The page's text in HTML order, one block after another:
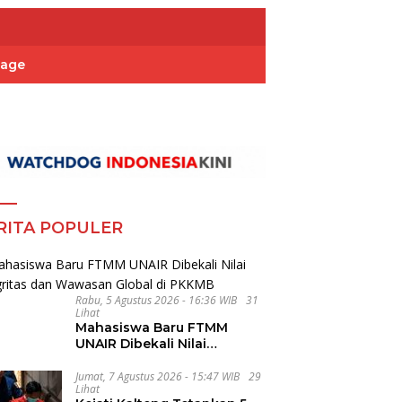
POPULER
Rabu, 5 Agustus 2026 - 16:36 WIB
31
Lihat
Mahasiswa Baru FTMM
UNAIR Dibekali Nilai
Global di PKKMB
Jumat, 7 Agustus 2026 - 15:47 WIB
29
Lihat